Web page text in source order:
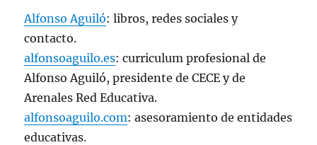
Alfonso Aguiló: libros, redes sociales y
contacto.
alfonsoaguilo.es: curriculum profesional de
Alfonso Aguiló, presidente de CECE y de
Arenales Red Educativa.
alfonsoaguilo.com: asesoramiento de entidades
educativas.